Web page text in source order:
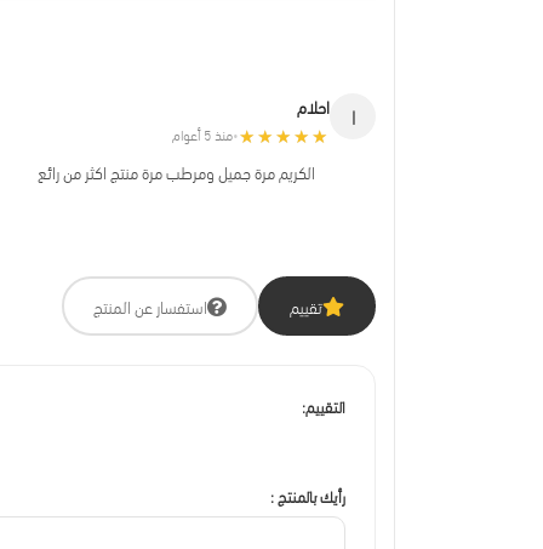
ا احلام
★★★★★
★★★★★
•منذ 5 أعوام
الكريم مرة جميل ومرطب مرة منتج اكثر من رائع
تقييم استفسار عن المنتج
التقييم:
رأيك بالمنتج :